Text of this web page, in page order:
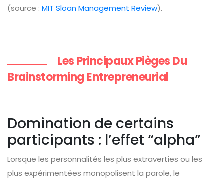
(source : MIT Sloan Management Review).
Les Principaux Pièges Du
Brainstorming Entrepreneurial
Domination de certains
participants : l’effet “alpha”
Lorsque les personnalités les plus extraverties ou les
plus expérimentées monopolisent la parole, le